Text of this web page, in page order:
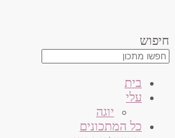
חיפוש
בית
עלי
יוגה
כל המתכונים